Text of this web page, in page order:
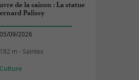
de la saison : La statue
Palissy
05/09/2026
182 m - Saintes
Culture